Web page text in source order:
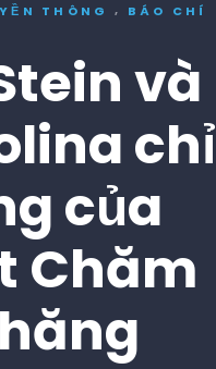
THÔNG , BÁO CHÍ
và
chỉ
của
Chăm